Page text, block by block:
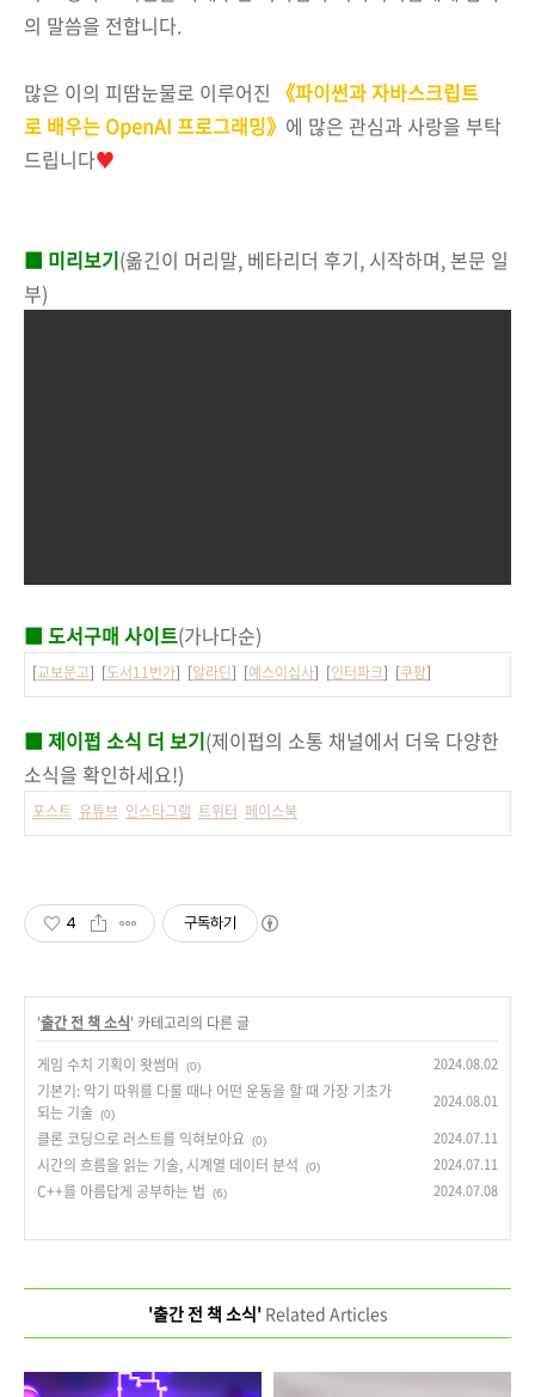
의 말씀을 전합니다.
많은 이의 피땀눈물로 이루어진 《파이썬과 자바스크립트
로 배우는 OpenAI 프로그래밍》 에 많은 관심과 사랑을 부탁
드립니다♥
■ 미리보기(옮긴이 머리말, 베타리더 후기, 시작하며, 본문 일
부)
■ 도서구매 사이트(가나다순)
[교보문고] [도서11번가] [알라딘] [예스이십사] [인터파크] [쿠팡]
■ 제이펍 소식 더 보기(제이펍의 소통 채널에서 더욱 다양한
소식을 확인하세요!)
포스트 유튜브 인스타그램 트위터 페이스북
4 구독하기
'출간 전 책 소식' 카테고리의 다른 글
게임 수치 기획이 왓썸머
(0) 2024.08.02
기본기: 악기 따위를 다룰 때나 어떤 운동을 할 때 가장 기초가
되는 기술 (0)
2024.08.01
클론 코딩으로 러스트를 익혀보아요 (0) 2024.07.11
시간의 흐름을 읽는 기술, 시계열 데이터 분석 (0) 2024.07.11
C++를 아름답게 공부하는 법 (6) 2024.07.08
'출간 전 책 소식'Related Articles